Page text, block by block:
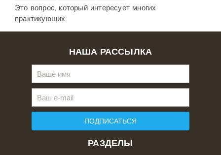
Это вопрос, который интересует многих
практикующих.
РАЗДЕЛЫ
НАША РАССЫЛКА
ПОДПИСАТЬСЯ